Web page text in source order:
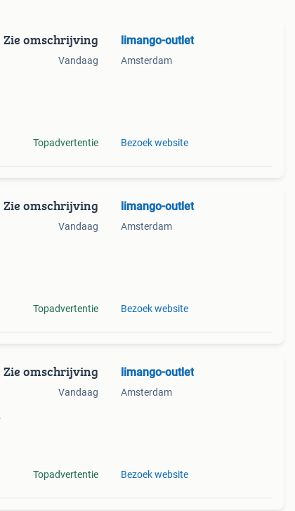
Zie omschrijving
Vandaag
Topadvertentie
limango-outlet
Amsterdam
Bezoek website
Zie omschrijving
Vandaag
Topadvertentie
limango-outlet
Amsterdam
Bezoek website
Zie omschrijving
Vandaag
Topadvertentie
limango-outlet
Amsterdam
Bezoek website